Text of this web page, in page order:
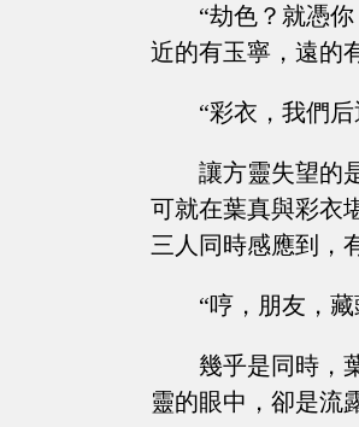
“劫色？就憑
近的有玉寧，遠的
“彩衣，我們
讓方靈失望的
可就在葉真與彩衣
三人同時感應到，
“哼，朋友，
幾乎是同時，
靈的眼中，卻是流